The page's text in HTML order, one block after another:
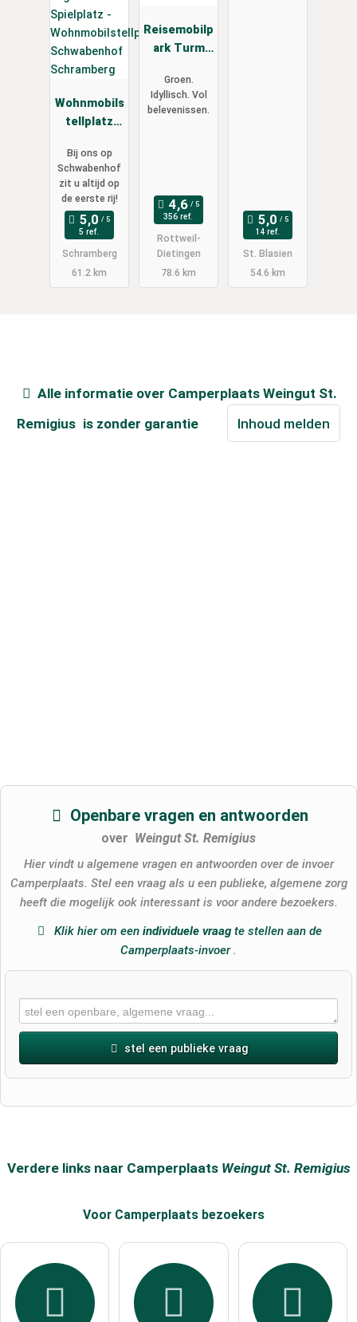
Wohnmobils
tellplatz
of
Schramberg
Bij ons op
Schwabenhof
zit u altijd op
de eerste rij!
5 ref.
Schramberg
61.2 km
Reisemobilp
ark Turm
Kristalle
Groen.
Idyllisch. Vol
belevenissen.
356 ref.
Rottweil-
Dietingen
78.6 km
14 ref.
St. Blasien
54.6 km
Alle informatie over Camperplaats Weingut St.
Remigius is zonder garantie Inhoud melden
Openbare vragen en antwoorden
over Weingut St. Remigius
Hier vindt u algemene vragen en antwoorden over de invoer
Camperplaats. Stel een vraag als u een publieke, algemene zorg
heeft die mogelijk ook interessant is voor andere bezoekers.
Klik hier om een ​​individuele vraagte stellen aan de
Camperplaats-invoer.
stel een publieke vraag
E-mailadres (wordt niet gepubliceerd)
Ik accepteer hierbij dealgemene voorwaarden.
Verdere links naar Camperplaats Weingut St. Remigius
Voor Camperplaats bezoekers